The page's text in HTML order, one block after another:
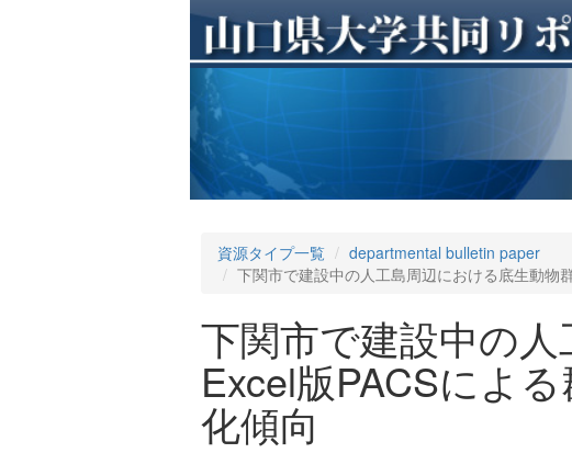
資源タイプ一覧
departmental bulletin paper
下関市で建設中の人工島周辺における底生動物
下関市で建設中の
Excel版PACSによ
化傾向